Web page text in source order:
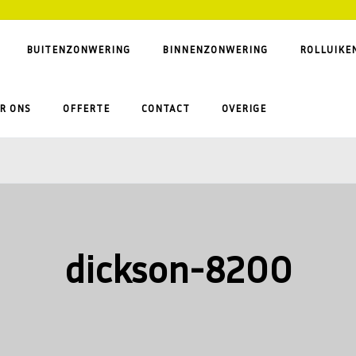
BUITENZONWERING BINNENZONWERING
ONS OFFERTE CONTACT OVERIGE
dickson-8200